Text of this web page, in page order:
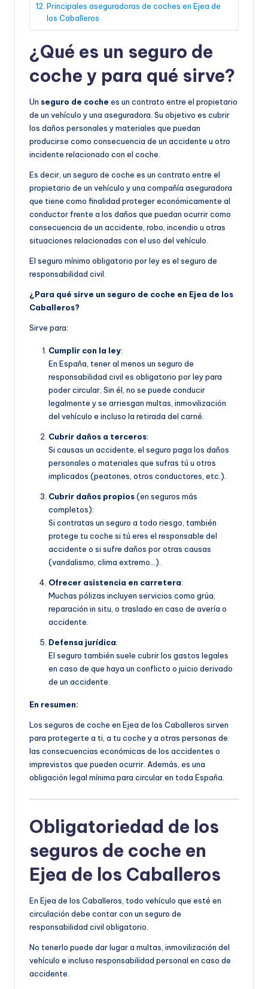
Principales aseguradoras de coches en Ejea de
los Caballeros
¿Qué es un seguro de
coche y para qué sirve?
Un seguro de coche es un contrato entre el propietario
de un vehículo y una aseguradora. Su objetivo es cubrir
los daños personales y materiales que puedan
producirse como consecuencia de un accidente u otro
incidente relacionado con el coche.
Es decir, un seguro de coche es un contrato entre el
propietario de un vehículo y una compañía aseguradora
que tiene como finalidad proteger económicamente al
conductor frente a los daños que puedan ocurrir como
consecuencia de un accidente, robo, incendio u otras
situaciones relacionadas con el uso del vehículo.
El seguro mínimo obligatorio por ley es el seguro de
responsabilidad civil.
¿Para qué sirve un seguro de coche en Ejea de los
Caballeros?
Sirve para:
Cumplir con la ley:
En España, tener al menos un seguro de
responsabilidad civil es obligatorio por ley para
poder circular. Sin él, no se puede conducir
legalmente y se arriesgan multas, inmovilización
del vehículo e incluso la retirada del carné.
Cubrir daños a terceros:
Si causas un accidente, el seguro paga los daños
personales o materiales que sufras tú u otros
implicados (peatones, otros conductores, etc.).
Cubrir daños propios(en seguros más
completos):
Si contratas un seguro a todo riesgo, también
protege tu coche si tú eres el responsable del
accidente o si sufre daños por otras causas
(vandalismo, clima extremo…).
Ofrecer asistencia en carretera:
Muchas pólizas incluyen servicios como grúa,
reparación in situ, o traslado en caso de avería o
accidente.
Defensa jurídica:
El seguro también suele cubrir los gastos legales
en caso de que haya un conflicto o juicio derivado
de un accidente.
En resumen:
Los seguros de coche en Ejea de los Caballeros sirven
para protegerte a ti, a tu coche y a otras personas de
las consecuencias económicas de los accidentes o
imprevistos que pueden ocurrir. Además, es una
obligación legal mínima para circular en toda España.
Obligatoriedad de los
seguros de coche en
Ejea de los Caballeros
En Ejea de los Caballeros, todo vehículo que esté en
circulación debe contar con un seguro de
responsabilidad civil obligatorio.
No tenerlo puede dar lugar a multas, inmovilización del
vehículo e incluso responsabilidad personal en caso de
accidente.